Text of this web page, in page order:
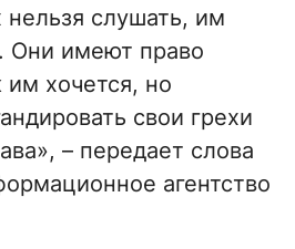
слушать, им
Они имеют право
им хочется, но
свои грехи
– передает слова
агентство